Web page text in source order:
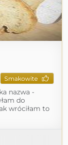
Smakowite
nazwa -
do
wróciłam to